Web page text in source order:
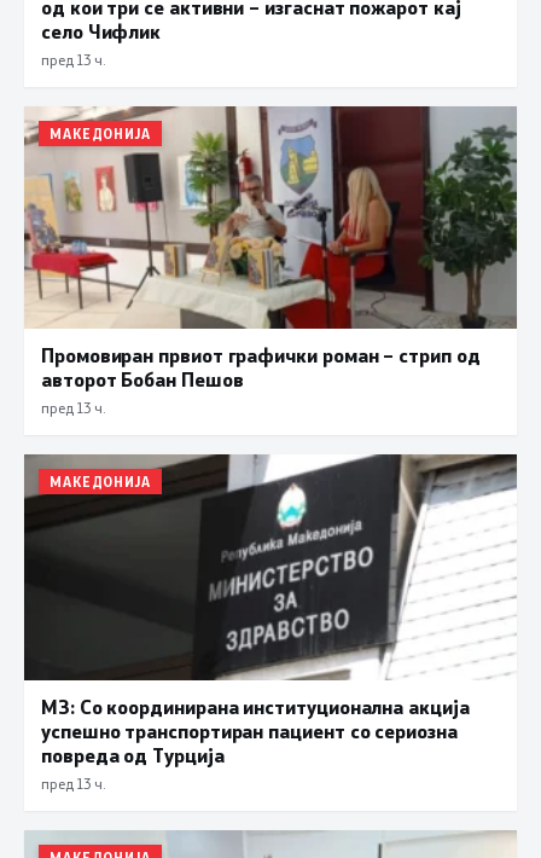
од кои три се активни – изгаснат пожарот кај
село Чифлик
пред 13 ч.
МАКЕДОНИЈА
Промовиран првиот графички роман – стрип од
авторот Бобан Пешов
пред 13 ч.
МАКЕДОНИЈА
МЗ: Со координирана институционална акција
успешно транспортиран пациент со сериозна
повреда од Турција
пред 13 ч.